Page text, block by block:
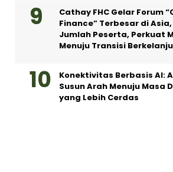
Cathay FHC Gelar Forum
Finance” Terbesar di
Jumlah Peserta, Perkuat
Menuju Transisi
Konektivitas Berbasis AI:
Susun Arah Menuju Masa
yang Lebih Cerdas